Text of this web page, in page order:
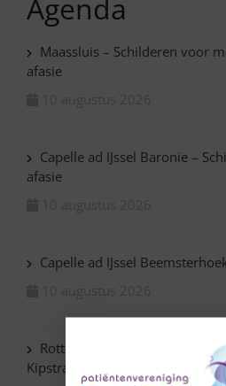
Agenda
Maassluis – Schilderen voor
afasie
Capelle ad IJssel Baronie –
afasie
Capelle ad IJssel
Rotterdam Centrum – NAH
Kipstraat